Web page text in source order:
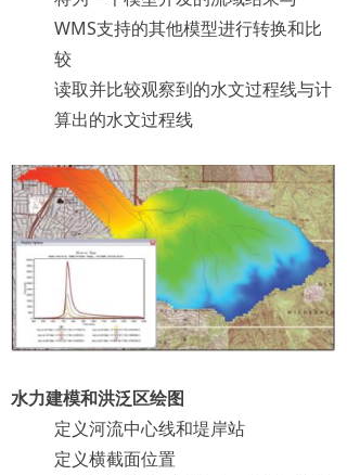
WMS支持的其他模型进行转换和比
较
读取并比较观察到的水文过程线与计
算出的水文过程线
水力建模和洪泛区绘图
定义河流中心线和堤岸站
定义横截面位置